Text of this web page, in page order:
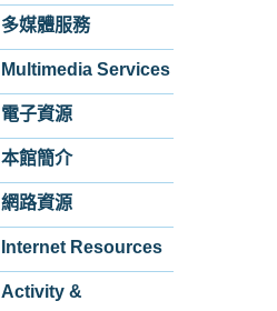
多媒體服務
Multimedia Services
電子資源
本館簡介
網路資源
Internet Resources
Activity &